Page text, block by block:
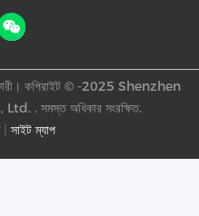
| সাইট ম্যাপ
কপিরাইট © -2025 Shenzhen
. সমস্ত অধিকার সংরক্ষিত.